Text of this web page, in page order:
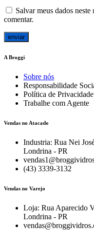
Salvar meus dados
comentar.
A Broggi
Sobre nós
Responsabilidade
Política de Privacidade
Trabalhe com Agente
Vendas no Atacado
Industria: Rua Nei
Londrina - PR
(43) 3339-3132
Vendas no Varejo
Loja: Rua Aparecido
Londrina - PR